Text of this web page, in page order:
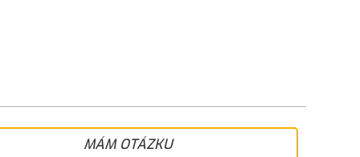
MÁM OTÁZKU